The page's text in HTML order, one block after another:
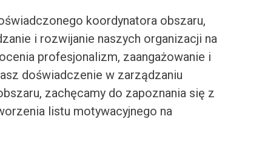
koordynatora obszaru,
i rozwijanie naszych organizacji na
profesjonalizm, zaangażowanie i
doświadczenie w zarządzaniu
zachęcamy do zapoznania się z
listu motywacyjnego na